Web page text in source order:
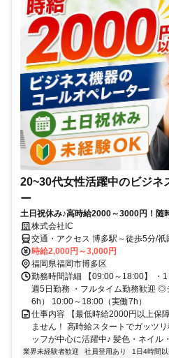
20~30代女性活躍中のビジネ
ー
土日祝休み♪高時給2000～3000円！随
株式会社IC
交通・アクセス 博多駅～徒歩5分/祇
歩8分/呉服町駅～徒歩12分
時給2,000円～3,000円
福岡県福岡市博多区
勤務時間詳細 【09:00～18:00】 ・
週5日勤務 ・フルタイム勤務歓迎 ◎
6h） 10:00～18:00（実働7h）
仕事内容 【最低時給2000円以上保
ません！ 高時給スタートでガッツ
ッフが中心に活躍中♪ 髪色・ネイル
業界未経験者歓迎 社員登用あり 1日4時間